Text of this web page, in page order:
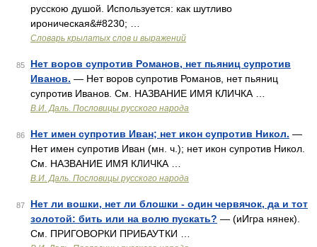
русскою душой. Используется: как шутливо
ироническая&#8230; …
Словарь крылатых слов и выражений
85
Нет воров супротив Романов, нет пьяниц супротив
Иванов. — Нет воров супротив Романов, нет пьяниц
супротив Иванов. См. НАЗВАНИЕ ИМЯ КЛИЧКА …
В.И. Даль. Пословицы русского народа
86 Нет имен супротив Иван; нет икон супротив Никол. —
Нет имен супротив Иван (мн. ч.); нет икон супротив Никол.
См. НАЗВАНИЕ ИМЯ КЛИЧКА …
В.И. Даль. Пословицы русского народа
87
Нет ли вошки, нет ли блошки - один червячок, да и тот
золотой: бить или на волю пускать? — (иИгра нянек).
См. ПРИГОВОРКИ ПРИБАУТКИ …